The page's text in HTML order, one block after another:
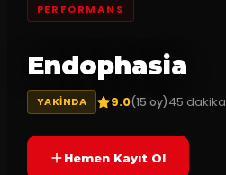
PERFORMANS
Endophasia
YAKINDA 9.0(15 oy)45 dakika
Hemen Kayıt Ol